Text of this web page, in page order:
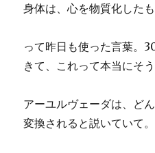
身体は、心を物質化したも
って昨日も使った言葉。
きて、これって本当にそ
アーユルヴェーダは、ど
変換されると説いていて。